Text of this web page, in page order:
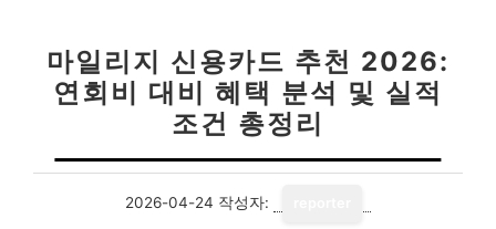
마일리지 신용카드 추천 2026:
연회비 대비 혜택 분석 및 실적
조건 총정리
2026-04-24 작성자: